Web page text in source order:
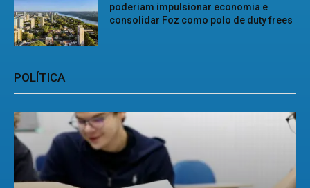
poderiam impulsionar economia e
consolidar Foz como polo de duty frees
POLÍTICA